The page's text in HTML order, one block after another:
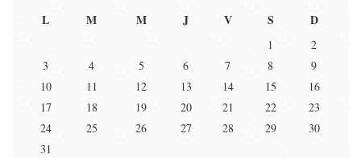
L M M J V S D
1
2
3
4 5 6 7 8
9
10
11 12 13 14 15
16
17
18 19 20 21 22
23
24
25 26 27 28 29
30
31